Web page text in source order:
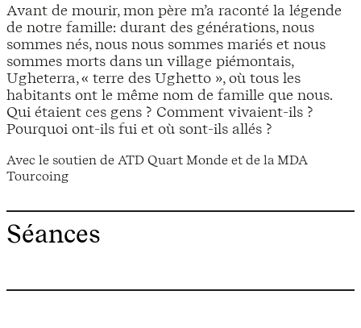
Avant de mourir, mon père m’a raconté la légende
de notre famille: durant des générations, nous
sommes nés, nous nous sommes mariés et nous
sommes morts dans un village piémontais,
Ugheterra, « terre des Ughetto », où tous les
habitants ont le même nom de famille que nous.
Qui étaient ces gens ? Comment vivaient-ils ?
Pourquoi ont-ils fui et où sont-ils allés ?
Avec le soutien de ATD Quart Monde et de la MDA
Tourcoing
Séances